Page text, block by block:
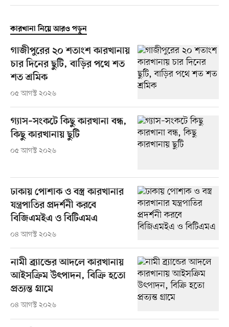
কারখানা নিয়ে আরও পড়ুন
গাজীপুরের ২০ শতাংশ কারখানায়
চার দিনের ছুটি, বাড়ির পথে শত
শত শ্রমিক
০৫ আগস্ট ২০২৬
গ্যাস–সংকটে কিছু কারখানা বন্ধ,
কিছু কারখানায় ছুটি
০৫ আগস্ট ২০২৬
ঢাকায় পোশাক ও বস্ত্র কারখানার
যন্ত্রপাতির প্রদর্শনী করবে
বিজিএমইএ ও বিটিএমএ
০৪ আগস্ট ২০২৬
নামী ব্র্যান্ডের আদলে কারখানায়
আইসক্রিম উৎপাদন, বিক্রি হতো
প্রত্যন্ত গ্রামে
০৪ আগস্ট ২০২৬